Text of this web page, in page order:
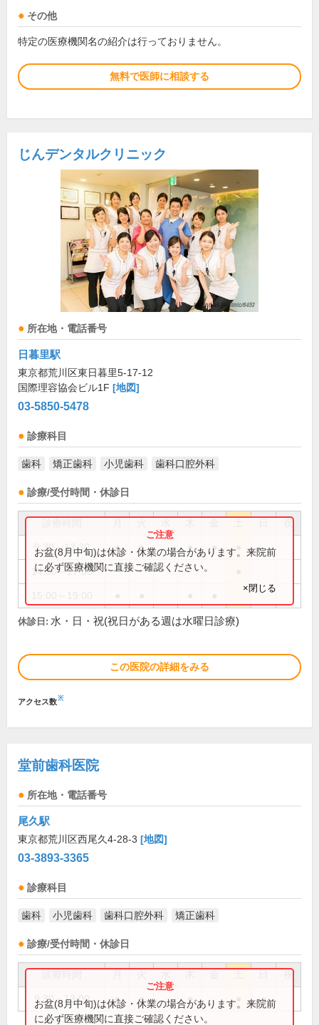
その他
特定の医療機関名の紹介は行っておりません。
無料で医師に相談する
じんデンタルクリニック
所在地・電話番号
日暮里駅
東京都荒川区東日暮里5-17-12
国際理容協会ビル1F [地図]
03-5850-5478
診療科目
歯科 矯正歯科 小児歯科 歯科口腔外科
診療/受付時間・休診日
祝
9:30～13:30 ● ● ● ●
14:30～17:00
お盆(8月中旬)は休診・休業の場合があります。来院前
に必ず医療機関に直接ご確認ください。
×閉じる
休診日: 水・日・祝(祝日がある週は水曜日診療)
この医院の詳細をみる
アクセス数※
堂前歯科医院
所在地・電話番号
尾久駅
東京都荒川区西尾久4-28-3 [地図]
03-3893-3365
診療科目
歯科 小児歯科 歯科口腔外科 矯正歯科
診療/受付時間・休診日
祝
9:30～13:00 ● ● ● ●
お盆(8月中旬)は休診・休業の場合があります。来院前
に必ず医療機関に直接ご確認ください。